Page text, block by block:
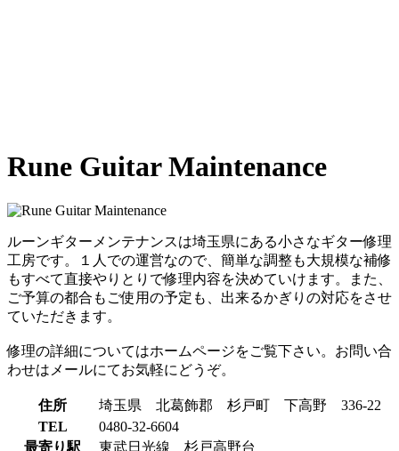
Rune Guitar Maintenance
ルーンギターメンテナンスは埼玉県にある小さなギター修理
工房です。１人での運営なので、簡単な調整も大規模な補修
もすべて直接やりとりで修理内容を決めていけます。また、
ご予算の都合もご使用の予定も、出来るかぎりの対応をさせ
ていただきます。
修理の詳細についてはホームページをご覧下さい。お問い合
わせはメールにてお気軽にどうぞ。
住所
埼玉県 北葛飾郡 杉戸町 下高野 336-22
TEL
0480-32-6604
最寄り駅
東武日光線 杉戸高野台